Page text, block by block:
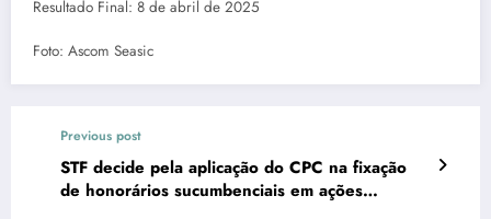
Resultado Final: 8 de abril de 2025
Foto: Ascom Seasic
Previous post
STF decide pela aplicação do CPC na fixação
de honorários sucumbenciais em ações